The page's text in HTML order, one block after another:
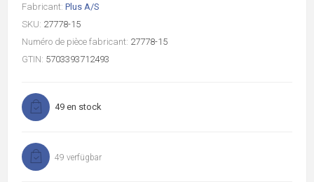
Fabricant: Plus A/S
SKU: 27778-15
Numéro de pièce fabricant: 27778-15
GTIN: 5703393712493
49 en stock
49 verfügbar